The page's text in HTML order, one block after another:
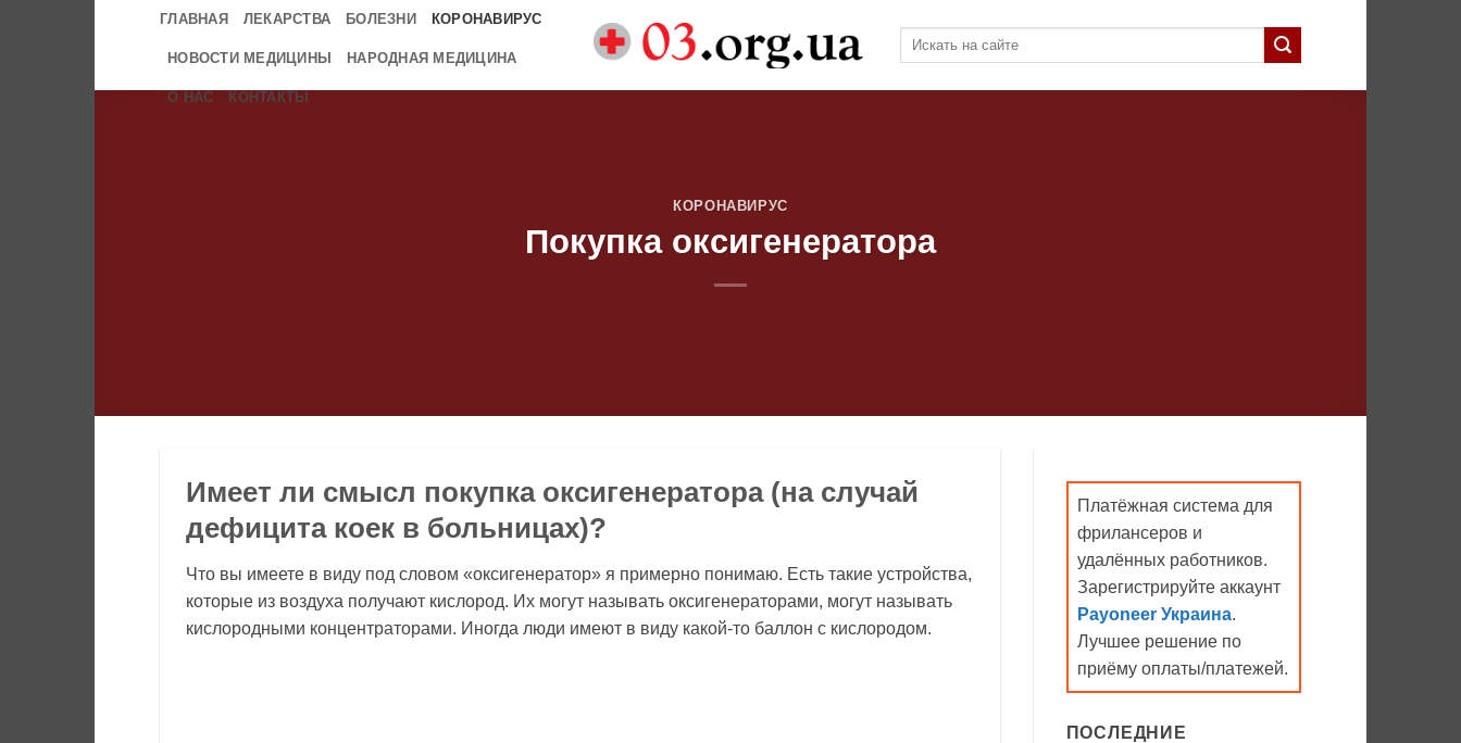
ГЛАВНАЯ ЛЕКАРСТВА БОЛЕЗНИ КОРОНАВИРУС
НОВОСТИ МЕДИЦИНЫ НАРОДНАЯ МЕДИЦИНА
О НАС КОНТАКТЫ
КОРОНАВИРУС
Покупка оксигенератора
Имеет ли смысл покупка оксигенератора (на случай
дефицита коек в больницах)?
Что вы имеете в виду под словом «оксигенератор» я примерно понимаю. Есть такие устройства,
которые из воздуха получают кислород. Их могут называть оксигенераторами, могут называть
кислородными концентраторами. Иногда люди имеют в виду какой-то баллон с кислородом.
Платёжная система для
фрилансеров и
удалённых работников.
Зарегистрируйте аккаунт
Payoneer Украина.
Лучшее решение по
приёму оплаты/платежей.
ПОСЛЕДНИЕ